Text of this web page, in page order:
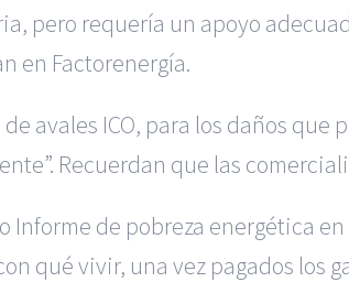
pero requería un apoyo
en Factorenergía.
de avales ICO, para los daños
Recuerdan que las
Informe de pobreza energética
qué vivir, una vez pagados los